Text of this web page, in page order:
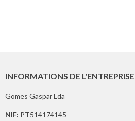
INFORMATIONS DE L'ENTREPRISE
Gomes Gaspar Lda
NIF: PT514174145